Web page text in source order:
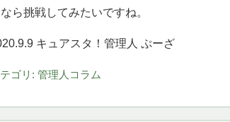
ら挑戦してみたいですね。
キュアスタ！管理人 ぷーざ
ゴリ: 管理人コラム